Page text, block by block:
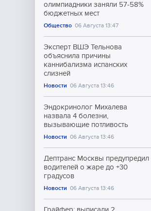
олимпиадники заняли 57-58%
бюджетных мест
Общество 06 Августа 13:47
Эксперт ВШЭ Тельнова
объяснила причины
каннибализма испанских
слизней
Новости 06 Августа 13:46
Эндокринолог Михалева
назвала 4 болезни,
вызывающие потливость
Новости 06 Августа 13:46
Дептранс Москвы предупредил
водителей о жаре до +30
градусов
Новости 06 Августа 13:46